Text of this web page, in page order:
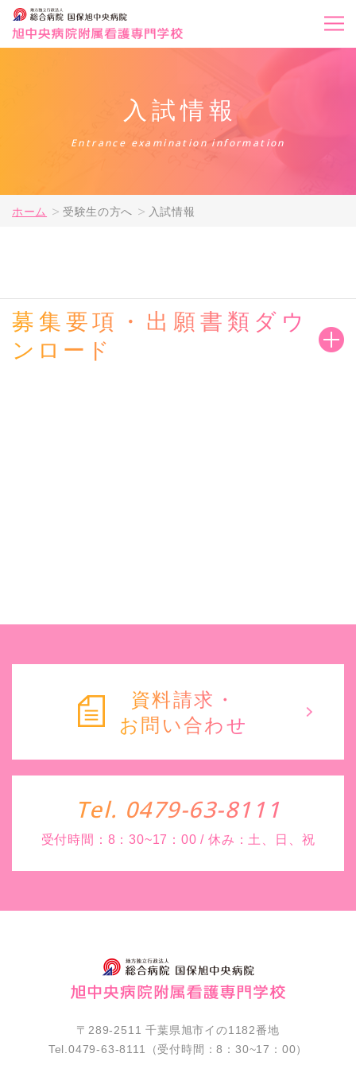
入試情報
Entrance examination information
ホーム 受験生の方へ 入試情報
募集要項・出願書類ダウ
ンロード
資料請求・
お問い合わせ
Tel. 0479-63-8111
受付時間：8：30~17：00 / 休み：土、日、祝
〒289-2511 千葉県旭市イの1182番地
Tel.0479-63-8111（受付時間：8：30~17：00）